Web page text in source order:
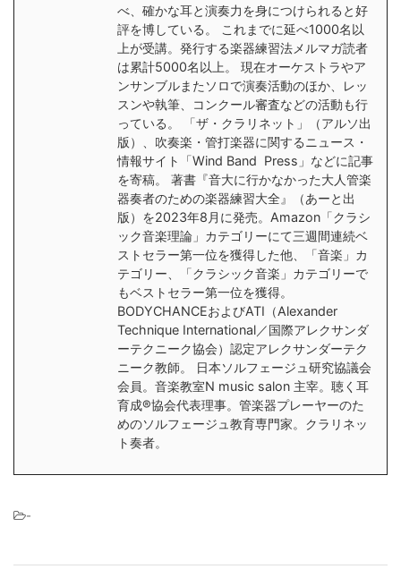
べ、確かな耳と演奏力を身につけられると好
評を博している。 これまでに延べ1000名以
上が受講。発行する楽器練習法メルマガ読者
は累計5000名以上。 現在オーケストラやア
ンサンブルまたソロで演奏活動のほか、レッ
スンや執筆、コンクール審査などの活動も行
っている。 「ザ・クラリネット」（アルソ出
版）、吹奏楽・管打楽器に関するニュース・
情報サイト「Wind Band Press」などに記事
を寄稿。 著書『音大に行かなかった大人管楽
器奏者のための楽器練習大全』（あーと出
版）を2023年8月に発売。Amazon「クラシ
ック音楽理論」カテゴリーにて三週間連続ベ
ストセラー第一位を獲得した他、「音楽」カ
テゴリー、「クラシック音楽」カテゴリーで
もベストセラー第一位を獲得。
BODYCHANCEおよびATI（Alexander
Technique International／国際アレクサンダ
ーテクニーク協会）認定アレクサンダーテク
ニーク教師。 日本ソルフェージュ研究協議会
会員。音楽教室N music salon 主宰。聴く耳
育成®︎協会代表理事。管楽器プレーヤーのた
めのソルフェージュ教育専門家。クラリネッ
ト奏者。
-